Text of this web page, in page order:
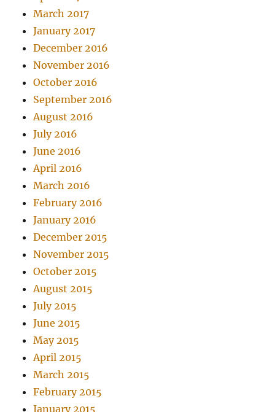
March 2017
January 2017
December 2016
November 2016
October 2016
September 2016
August 2016
July 2016
June 2016
April 2016
March 2016
February 2016
January 2016
December 2015
November 2015
October 2015
August 2015
July 2015
June 2015
May 2015
April 2015
March 2015
February 2015
January 2015